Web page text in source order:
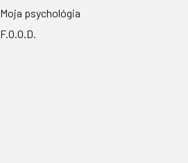
Moja psychológia
F.O.O.D.